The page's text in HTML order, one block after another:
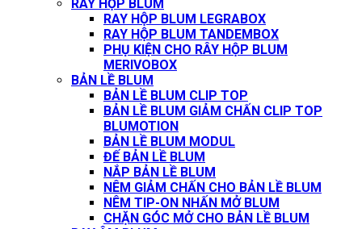
RAY HỘP BLUM
RAY HỘP BLUM LEGRABOX
RAY HỘP BLUM TANDEMBOX
PHỤ KIỆN CHO RÂY HỘP BLUM
MERIVOBOX
BẢN LỀ BLUM
BẢN LỀ BLUM CLIP TOP
BẢN LỀ BLUM GIẢM CHẤN CLIP TOP
BLUMOTION
BẢN LỀ BLUM MODUL
ĐẾ BẢN LỀ BLUM
NẮP BẢN LỀ BLUM
NÊM GIẢM CHẤN CHO BẢN LỀ BLUM
NÊM TIP-ON NHẤN MỞ BLUM
CHẶN GÓC MỞ CHO BẢN LỀ BLUM